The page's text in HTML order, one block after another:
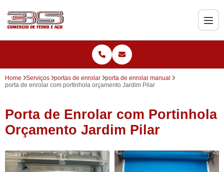
Home Serviços portas de enrolar
porta de enrolar manual
porta de enrolar com portinhola orçamento Jardim Pilar
Porta de Enrolar com Portinhola
Orçamento Jardim Pilar